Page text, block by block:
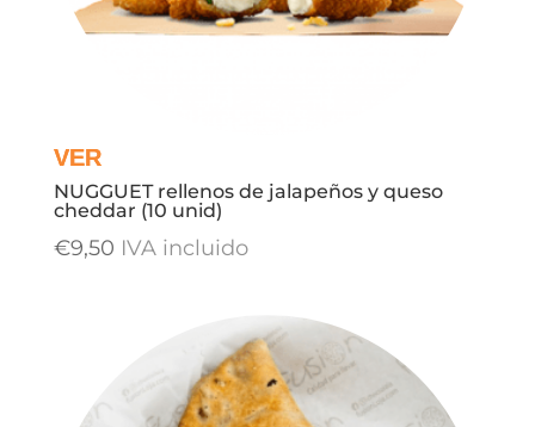
NUGGUET rellenos de jalapeños y queso
cheddar (10 unid)
€9,50 IVA incluido